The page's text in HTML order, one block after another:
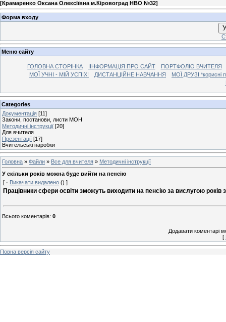
[Крамаренко Оксана Олексіївна м.Кіровоград НВО №32]
Форма входу
Меню сайту
ГОЛОВНА СТОРІНКА ІІНФОРМАЦІЯ ПРО САЙТ
ПОРТФОЛІО ВЧИТЕЛЯ
МОЇ УЧНІ - МІЙ УСПІХ!
ДИСТАНЦІЙНЕ НАВЧАННЯ
МОЇ ДРУЗІ *корисні
Categories
Документація [11]
Закони, постанови, листи МОН
Методичні інструкції [20]
Для вчителя
Презентації [17]
Вчительські наробки
Головна » Файли » Все для вчителя » Методичні інструкції
У скільки років можна буде вийти на пенсію
[ · Викачати видалено () ]
Працівники сфери освіти зможуть виходити на пенсію за вислугою років
Всього коментарів: 0
Додавати коментарі
[
Повна версія сайту